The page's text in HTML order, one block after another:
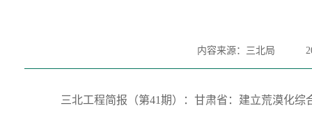
内容来源：三北局
三北工程简报（第41期）：甘肃省：建立荒漠化